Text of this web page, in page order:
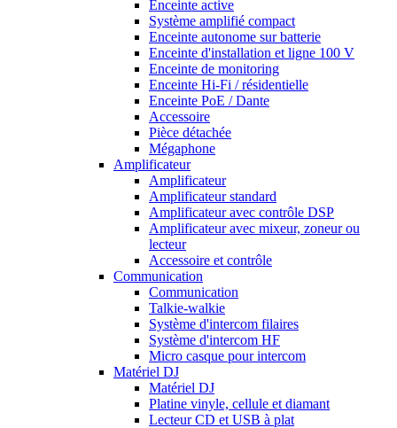
Enceinte active
Système amplifié compact
Enceinte autonome sur batterie
Enceinte d'installation et ligne 100 V
Enceinte de monitoring
Enceinte Hi-Fi / résidentielle
Enceinte PoE / Dante
Accessoire
Pièce détachée
Mégaphone
Amplificateur
Amplificateur
Amplificateur standard
Amplificateur avec contrôle DSP
Amplificateur avec mixeur, zoneur ou
lecteur
Accessoire et contrôle
Communication
Communication
Talkie-walkie
Système d'intercom filaires
Système d'intercom HF
Micro casque pour intercom
Matériel DJ
Matériel DJ
Platine vinyle, cellule et diamant
Lecteur CD et USB à plat